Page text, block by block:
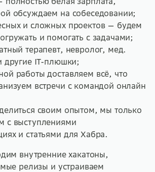
обсуждаем на собеседовании;
и сложных проектов — будем
и помогать с задачами;
терапевт, невролог, мед.
другие IT-плюшки;
работы доставляем всё, что
встречи с командой онлайн
своим опытом, мы только
с выступлениями
и статьями для Хабра.
внутренние хакатоны,
релизы и устраиваем